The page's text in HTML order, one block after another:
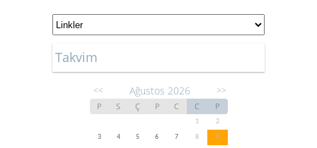
Takvim
<< Ağustos 2026 >>
P S Ç P C C P
1
2
3
4 5 6 7 8
9